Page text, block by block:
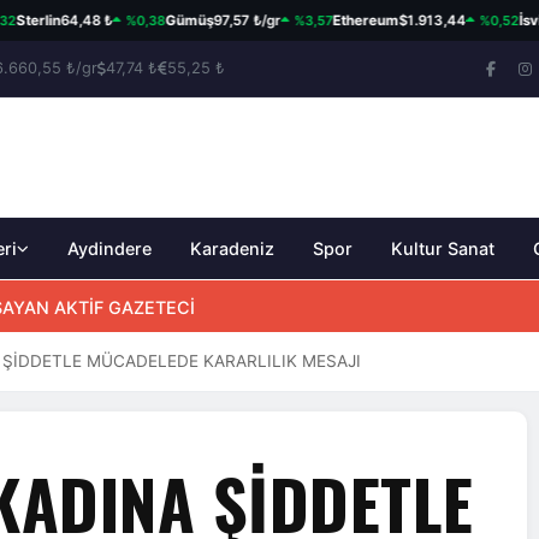
64,48 ₺ %0,38 Gümüş97,57 ₺/gr %3,57 Ethereum$1.913,44 %0,52 İsviçre
₺/gr 47,74 ₺ 55,25 ₺
Aydindere Karadeniz Spor Kultur Sanat
AKTİF GAZETECİ
ETTİ
MÜCADELEDE KARARLILIK MESAJI
ŞİDDETLE